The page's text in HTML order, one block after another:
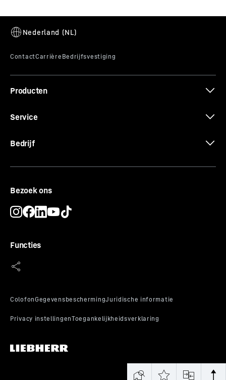
In hoogte verstelbare poten
poten kan de apparaathoogte aan uw behoeften
gemakkelijke reiniging onder het apparaat.
Alarmgeschiedenis
beoordelen is een duidelijke geschiedenis van
alarmgeschiedenis registreert belangrijke gegevens
maximale temperatuur. Zo werkt u met de feiten, en
GTIN Maattekening
Producten
Service
Bedrijf
Bezoek ons
Functies